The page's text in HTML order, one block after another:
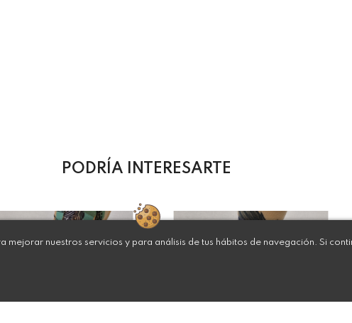
nuestros servicios y para análisis de tus hábitos de navegación. Si
PODRÍA INTERESARTE